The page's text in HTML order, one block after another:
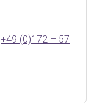
+49 (0)172 – 57